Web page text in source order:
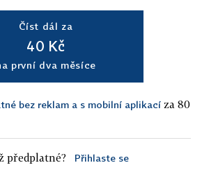
Číst dál za
40 Kč
první dva měsíce
bez reklam a s mobilní aplikací za 80
předplatné? Přihlaste se